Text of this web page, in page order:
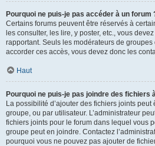
Pourquoi ne puis-je pas accéder à un forum
Certains forums peuvent être réservés à
les consulter, les lire, y poster, etc., vous
rapportant. Seuls les modérateurs de
accorder ces accès, vous devez donc les
Haut
Pourquoi ne puis-je pas joindre des fichiers
La possibilité d’ajouter des fichiers joints
groupe, ou par utilisateur. L’administrateur
fichiers joints pour le forum dans lequel vous
groupe peut en joindre. Contactez
pourquoi vous ne pouvez pas ajouter de